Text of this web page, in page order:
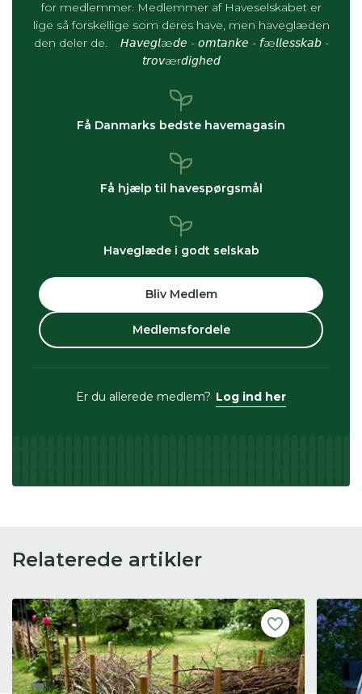
for medlemmer. Medlemmer af Haveselskabet er
lige så forskellige som deres have, men haveglæden
den deler de. 𝘏𝘢𝘷𝘦𝘨𝘭æ𝘥𝘦 - 𝘰𝘮𝘵𝘢𝘯𝘬𝘦 - 𝘧æ𝘭𝘭𝘦𝘴𝘴𝘬𝘢𝘣 -
𝘵𝘳𝘰𝘷ær𝘥𝘪𝘨𝘩𝘦𝘥
Få Danmarks bedste havemagasin
Få hjælp til havespørgsmål
Haveglæde i godt selskab
Bliv Medlem
Medlemsfordele
Er du allerede medlem? Log ind her
Relaterede artikler